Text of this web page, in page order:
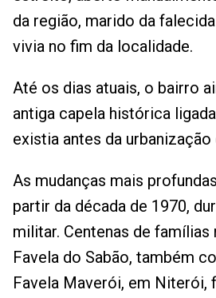
da região, marido da
vivia no fim da localidade.
Até os dias atuais, o bairro
antiga capela histórica
existia antes da urbanização
As mudanças mais
partir da década de 1970,
militar. Centenas de famílias
Favela do Sabão, também
Favela Maverói, em Niterói,